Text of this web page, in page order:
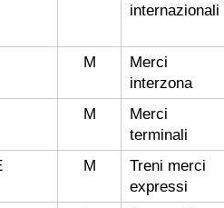
internazionali
M
Merci
interzona
M
Merci
terminali
M
Treni merci
expressi